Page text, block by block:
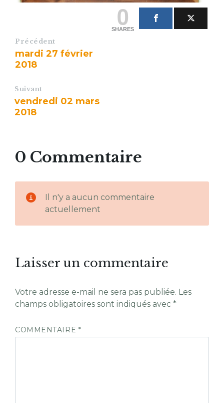
0
SHARES
Précédent
mardi 27 février
2018
Suivant
vendredi 02 mars
2018
0 Commentaire
Il n'y a aucun commentaire
actuellement
Laisser un commentaire
Votre adresse e-mail ne sera pas publiée. Les
champs obligatoires sont indiqués avec *
COMMENTAIRE *